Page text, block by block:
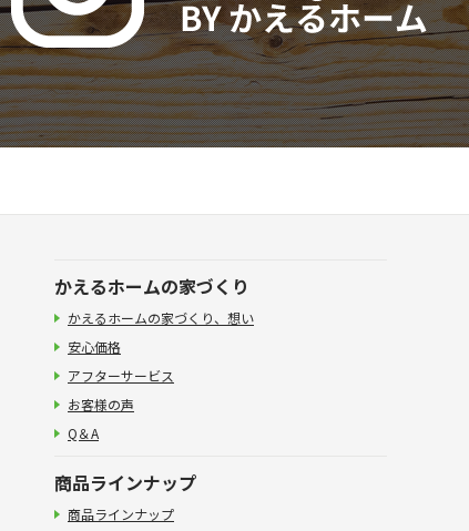
かえるホームの家づくり
かえるホームの家づくり、想い
安心価格
アフターサービス
お客様の声
Q＆A
商品ラインナップ
商品ラインナップ